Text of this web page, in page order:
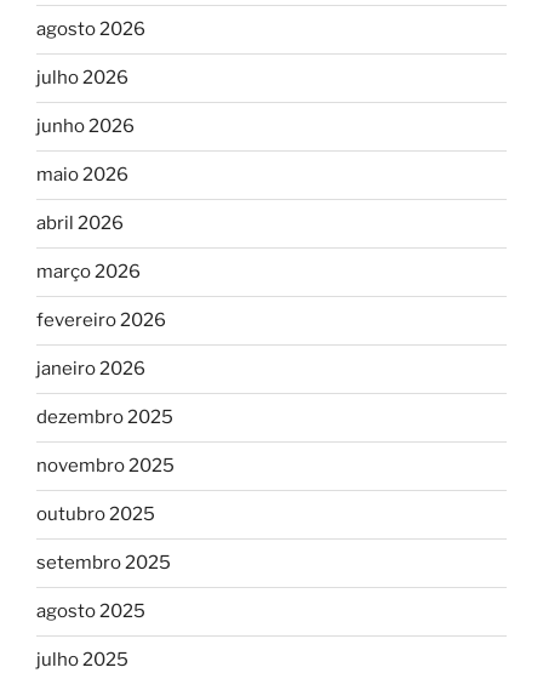
agosto 2026
julho 2026
junho 2026
maio 2026
abril 2026
março 2026
fevereiro 2026
janeiro 2026
dezembro 2025
novembro 2025
outubro 2025
setembro 2025
agosto 2025
julho 2025